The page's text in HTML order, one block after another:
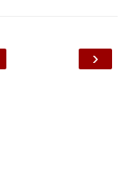
›